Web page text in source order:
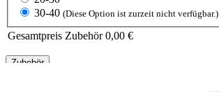
30-40 (Diese Option ist zurzeit nicht verfügbar.)
Gesamtpreis Zubehör 0,00 €
Zubehör